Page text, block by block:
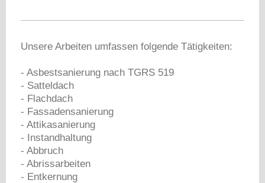
Unsere Arbeiten umfassen folgende Tätigkeiten:
- Asbestsanierung nach TGRS 519
- Satteldach
- Flachdach
- Fassadensanierung
- Attikasanierung
- Instandhaltung
- Abbruch
- Abrissarbeiten
- Entkernung